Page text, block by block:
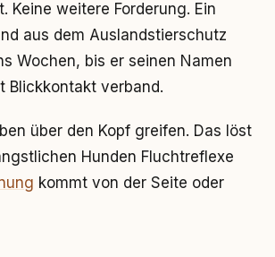
Keine weitere Forderung. Ein
aus dem Auslandstierschutz
Wochen, bis er seinen Namen
Blickkontakt verband.
über den Kopf greifen. Das löst
Hunden Fluchtreflexe
kommt von der Seite oder